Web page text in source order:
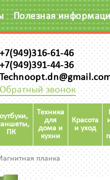
Полезная
+7(949)316-61-46
+7(949)391-44-36
Обратный звонок
ПК
Техника
для
дома и
кухни
Красота
и уход
планка